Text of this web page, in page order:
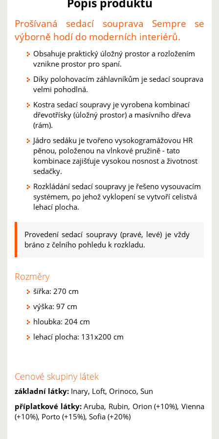
Prošívaná sedací souprava Sempre se
výborně hodí do moderních interiérů.
Obsahuje praktický úložný prostor a rozložením
vznikne prostor pro spaní.
Díky polohovacím záhlavníkům je sedací souprava
velmi pohodlná.
Kostra sedací soupravy je vyrobena kombinací
dřevotřísky (úložný prostor) a masívního dřeva
(rám).
Jádro sedáku je tvořeno vysokogramážovou HR
pěnou, položenou na vlnkové pružině - tato
kombinace zajišťuje vysokou nosnost a životnost
sedačky.
Rozkládání sedací soupravy je řešeno vysouvacím
systémem, po jehož vyklopení se vytvoří celistvá
lehací plocha.
Provedení sedací soupravy (pravé, levé) je vždy
bráno z čelního pohledu k rozkladu.
Rozměry
šířka: 270 cm
výška: 97 cm
hloubka: 204 cm
lehací plocha: 131x200 cm
Cenové skupiny látek
základní látky: Inary, Loft, Orinoco, Sun
příplatkové látky:Aruba, Rubin, Orion (+10%), Vienna
(+10%), Porto (+15%), Sofia (+20%)